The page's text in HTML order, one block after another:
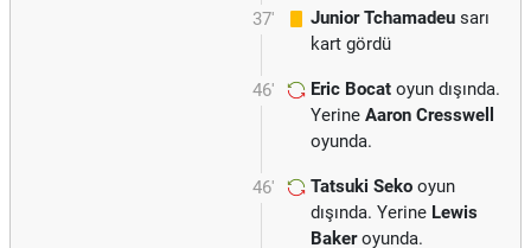
37' Junior Tchamadeu sarı
kart gördü
46' Eric Bocat oyun dışında.
Yerine Aaron Cresswell
oyunda.
46' Tatsuki Seko oyun
dışında. Yerine Lewis
Bakeroyunda.